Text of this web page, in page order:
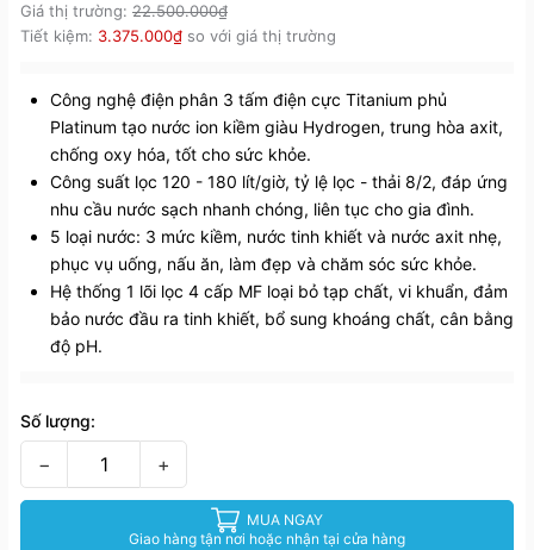
Giá thị trường: 22.500.000₫
Tiết kiệm: 3.375.000₫ so với giá thị trường
Công nghệ điện phân 3 tấm điện cực Titanium phủ
Platinum tạo nước ion kiềm giàu Hydrogen, trung hòa axit,
chống oxy hóa, tốt cho sức khỏe.
Công suất lọc 120 - 180 lít/giờ, tỷ lệ lọc - thải 8/2, đáp ứng
nhu cầu nước sạch nhanh chóng, liên tục cho gia đình.
5 loại nước: 3 mức kiềm, nước tinh khiết và nước axit nhẹ,
phục vụ uống, nấu ăn, làm đẹp và chăm sóc sức khỏe.
Hệ thống 1 lõi lọc 4 cấp MF loại bỏ tạp chất, vi khuẩn, đảm
bảo nước đầu ra tinh khiết, bổ sung khoáng chất, cân bằng
độ pH.
Số lượng:
− +
MUA NGAY
Giao hàng tận nơi hoặc nhận tại cửa hàng